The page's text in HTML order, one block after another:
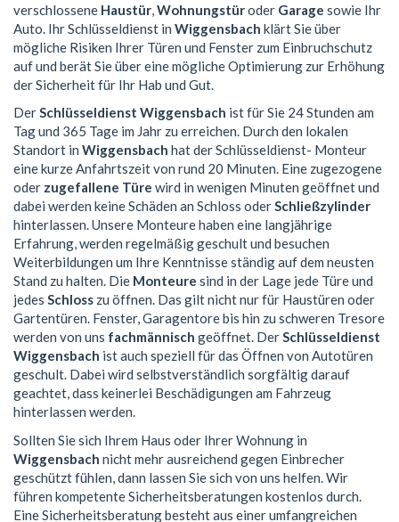
verschlossene Haustür,Wohnungstüroder Garage sowie Ihr
Auto. Ihr Schlüsseldienst in Wiggensbach klärt Sie über
mögliche Risiken Ihrer Türen und Fenster zum Einbruchschutz
auf und berät Sie über eine mögliche Optimierung zur Erhöhung
der Sicherheit für Ihr Hab und Gut.
DerSchlüsseldienst Wiggensbach ist für Sie 24 Stunden am
Tag und 365 Tage im Jahr zu erreichen. Durch den lokalen
Standort in Wiggensbach hat der Schlüsseldienst- Monteur
eine kurze Anfahrtszeit von rund 20 Minuten. Eine zugezogene
oder zugefallene Türe wird in wenigen Minuten geöffnet und
dabei werden keine Schäden an Schloss oderSchließzylinder
hinterlassen. Unsere Monteure haben eine langjährige
Erfahrung, werden regelmäßig geschult und besuchen
Weiterbildungen um Ihre Kenntnisse ständig auf dem neusten
Stand zu halten. Die Monteure sind in der Lage jede Türe und
jedes Schloss zu öffnen. Das gilt nicht nur für Haustüren oder
Gartentüren. Fenster, Garagentore bis hin zu schweren Tresore
werden von uns fachmännisch geöffnet. DerSchlüsseldienst
Wiggensbach ist auch speziell für das Öffnen von Autotüren
geschult. Dabei wird selbstverständlich sorgfältig darauf
geachtet, dass keinerlei Beschädigungen am Fahrzeug
hinterlassen werden.
Sollten Sie sich Ihrem Haus oder Ihrer Wohnung in
Wiggensbach nicht mehr ausreichend gegen Einbrecher
geschützt fühlen, dann lassen Sie sich von uns helfen. Wir
führen kompetente Sicherheitsberatungen kostenlos durch.
Eine Sicherheitsberatung besteht aus einer umfangreichen